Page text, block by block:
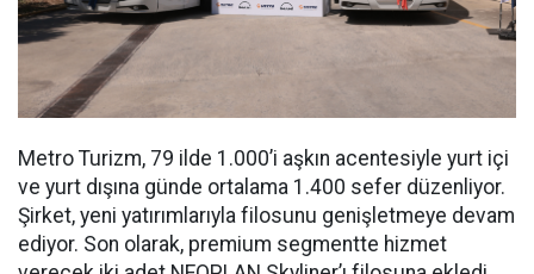
Metro Turizm, 79 ilde 1.000’i aşkın acentesiyle yurt içi
ve yurt dışına günde ortalama 1.400 sefer düzenliyor.
Şirket, yeni yatırımlarıyla filosunu genişletmeye devam
ediyor. Son olarak, premium segmentte hizmet